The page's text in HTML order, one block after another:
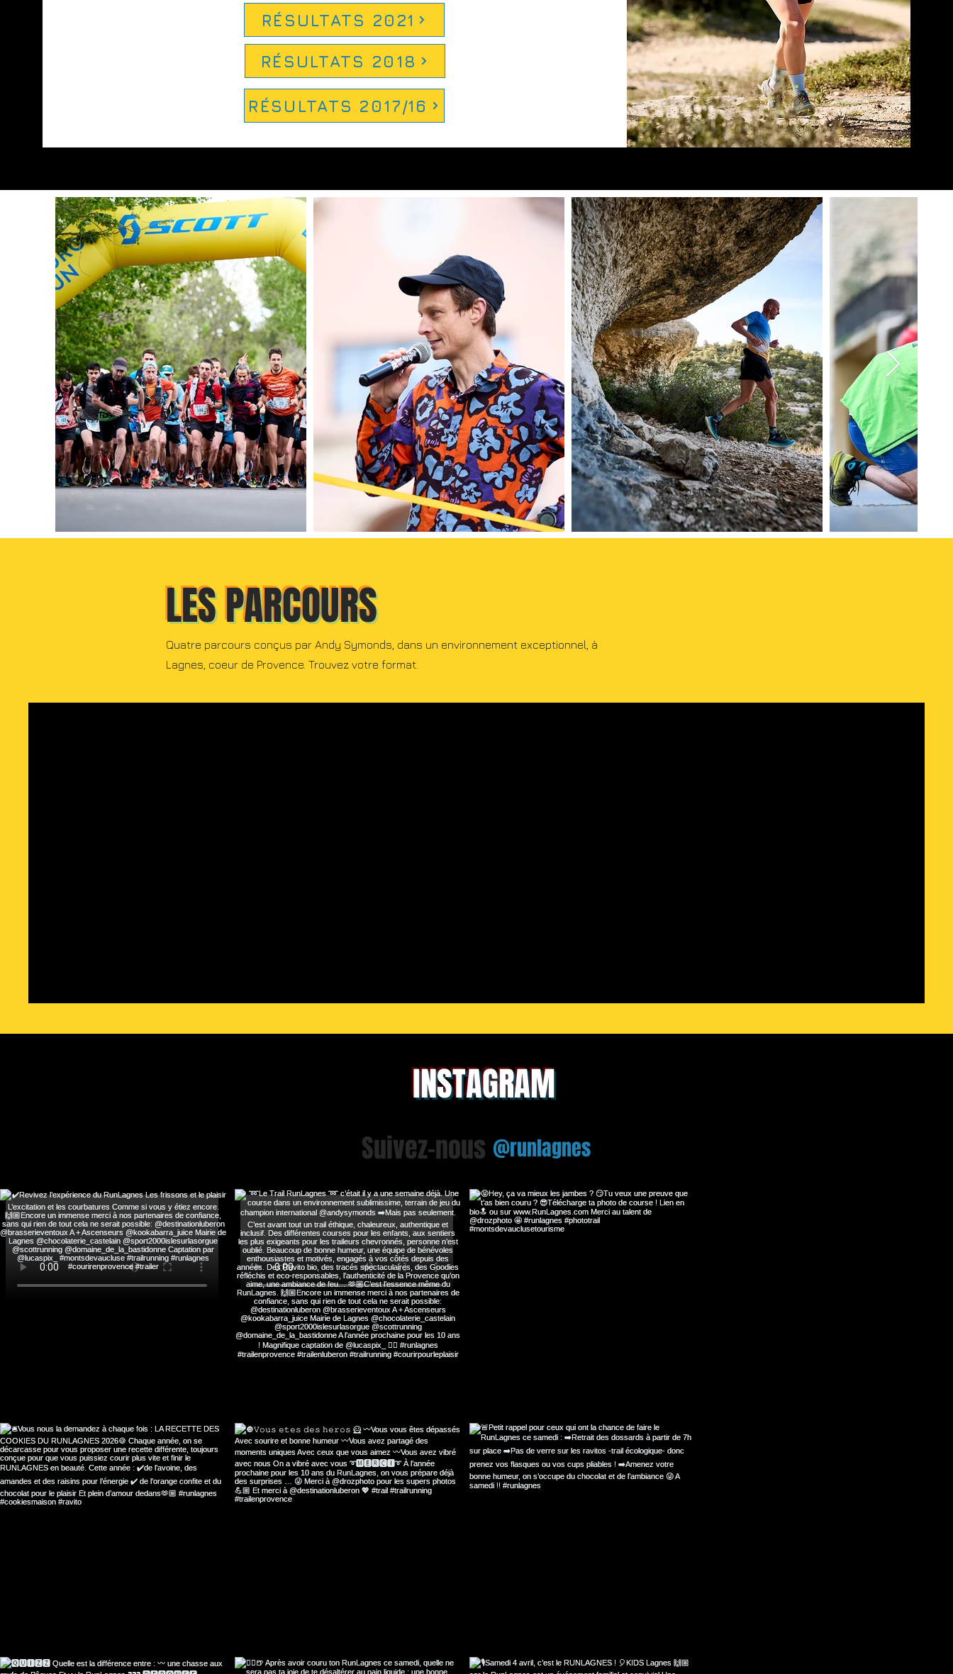
RÉSULTATS 2021
RÉSULTATS 2018
RÉSULTATS 2017/16
LES PARCOURS
Quatre parcours conçus par Andy Symonds, dans un environnement exceptionnel, à
Lagnes, coeur de Provence. Trouvez votre format.
INSTAGRAM
Suivez-nous @runlagnes